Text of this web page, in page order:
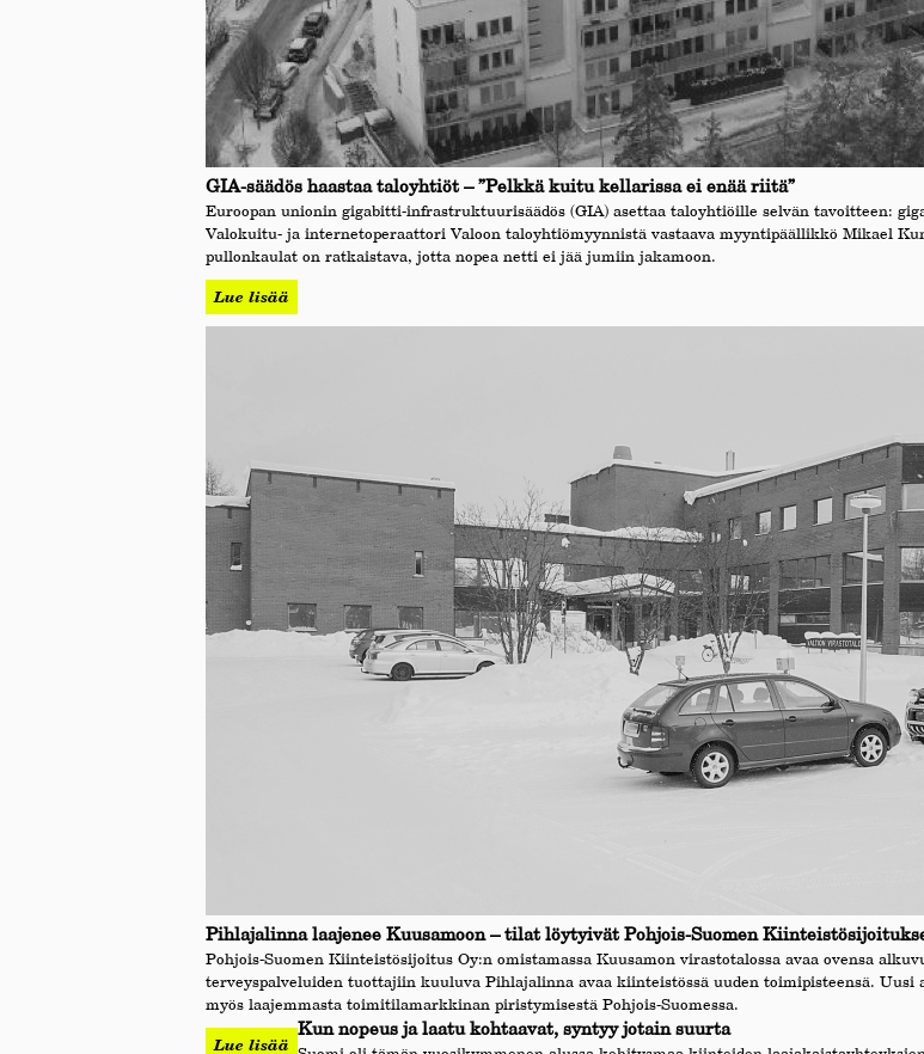
GIA-säädös haastaa taloyhtiöt – ”Pelkkä kuitu kellarissa ei enää riitä”
Euroopan unionin gigabitti-infrastruktuurisäädös (GIA) asettaa taloyhtiöille selvän tavoitteen:
Valokuitu- ja internetoperaattori Valoon taloyhtiömyynnistä vastaava myyntipäällikkö Mikael
pullonkaulat on ratkaistava, jotta nopea netti ei jää jumiin jakamoon.
Lue lisää
Pihlajalinna laajenee Kuusamoon – tilat löytyivät Pohjois-Suomen
Pohjois-Suomen Kiinteistösijoitus Oy:n omistamassa Kuusamon virastotalossa avaa ovensa
terveyspalveluiden tuottajiin kuuluva Pihlajalinna avaa kiinteistössä uuden toimipisteensä. Uusi
myös laajemmasta toimitilamarkkinan piristymisestä Pohjois-Suomessa.
Lue lisää
Kun nopeus ja laatu kohtaavat, syntyy jotain suurta